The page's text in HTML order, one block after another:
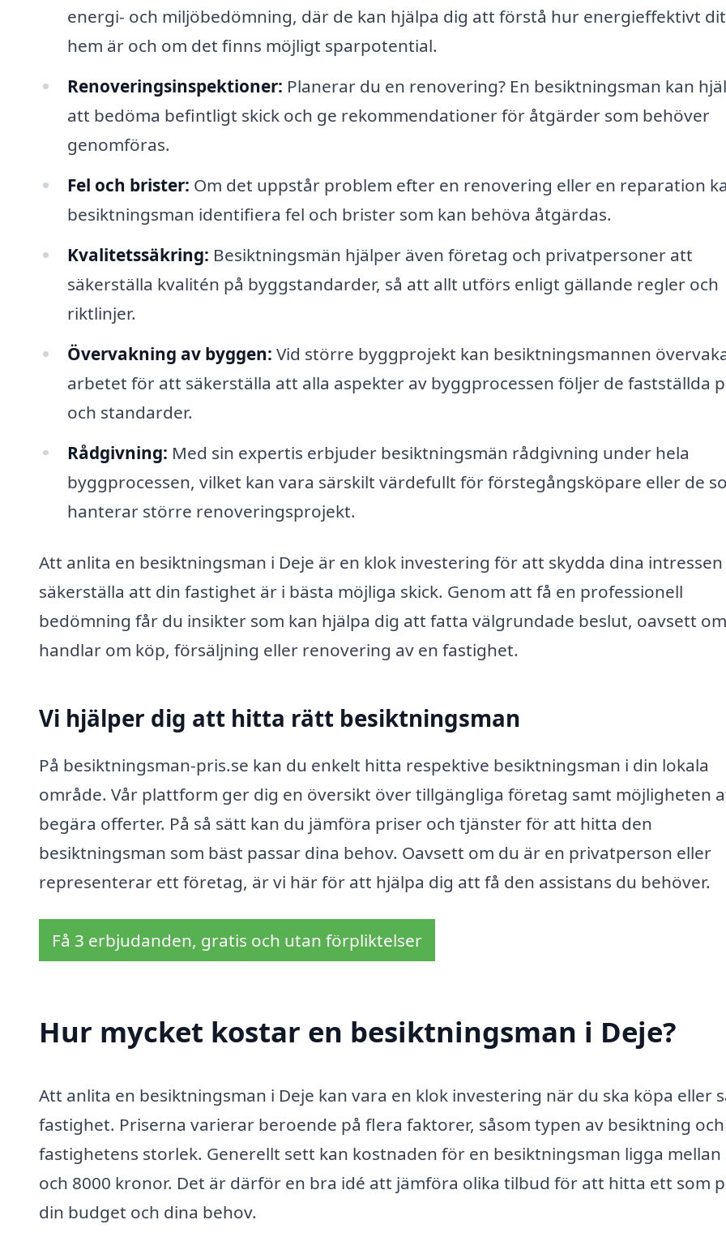
energi- och miljöbedömning, där de kan hjälpa dig att förstå hur energieffektivt
hem är och om det finns möjligt sparpotential.
Renoveringsinspektioner: Planerar du en renovering? En besiktningsman kan
att bedöma befintligt skick och ge rekommendationer för åtgärder som behöver
genomföras.
Fel och brister: Om det uppstår problem efter en renovering eller en reparation
besiktningsman identifiera fel och brister som kan behöva åtgärdas.
Kvalitetssäkring: Besiktningsmän hjälper även företag och privatpersoner att
säkerställa kvalitén på byggstandarder, så att allt utförs enligt gällande regler och
riktlinjer.
Övervakning av byggen: Vid större byggprojekt kan besiktningsmannen
arbetet för att säkerställa att alla aspekter av byggprocessen följer de fastställda
och standarder.
Rådgivning: Med sin expertis erbjuder besiktningsmän rådgivning under hela
byggprocessen, vilket kan vara särskilt värdefullt för förstegångsköpare eller de
hanterar större renoveringsprojekt.
Att anlita en besiktningsman i Deje är en klok investering för att skydda dina intressen
säkerställa att din fastighet är i bästa möjliga skick. Genom att få en professionell
bedömning får du insikter som kan hjälpa dig att fatta välgrundade beslut, oavsett
handlar om köp, försäljning eller renovering av en fastighet.
Vi hjälper dig att hitta rätt besiktningsman
På besiktningsman-pris.se kan du enkelt hitta respektive besiktningsman i din lokala
område. Vår plattform ger dig en översikt över tillgängliga företag samt möjligheten
begära offerter. På så sätt kan du jämföra priser och tjänster för att hitta den
besiktningsman som bäst passar dina behov. Oavsett om du är en privatperson eller
representerar ett företag, är vi här för att hjälpa dig att få den assistans du behöver.
Få 3 erbjudanden, gratis och utan förpliktelser
Hur mycket kostar en besiktningsman i Deje?
Att anlita en besiktningsman i Deje kan vara en klok investering när du ska köpa eller
fastighet. Priserna varierar beroende på flera faktorer, såsom typen av besiktning och
fastighetens storlek. Generellt sett kan kostnaden för en besiktningsman ligga mellan
och 8000 kronor. Det är därför en bra idé att jämföra olika tilbud för att hitta ett som
din budget och dina behov.